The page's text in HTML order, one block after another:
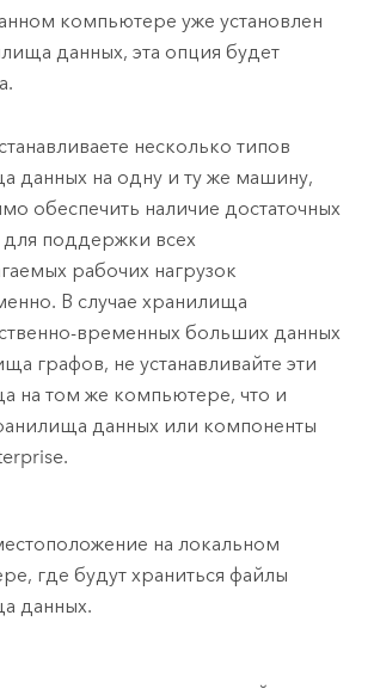
компьютере уже установлен
данных, эта опция будет
несколько типов
данных на одну и ту же машину,
обеспечить наличие достаточных
для поддержки всех
рабочих нагрузок
В случае хранилища
временных больших данных
графов, не устанавливайте эти
на том же компьютере, что и
данных или компоненты
.
на локальном
где будут храниться файлы
данных.